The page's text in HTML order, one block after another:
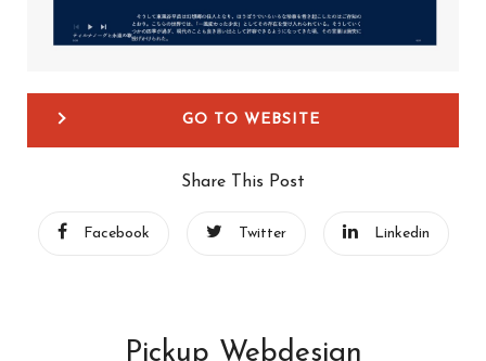
GO TO WEBSITE
Share This Post
Facebook Twitter Linkedin
Pickup Webdesign